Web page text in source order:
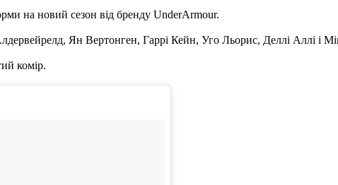
на новий сезон від бренду UnderArmour.
Ян Вертонген, Гаррі Кейн, Уго Льорис, Деллі Аллі і
комір.